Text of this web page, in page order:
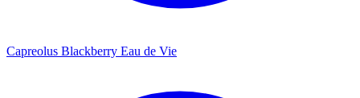
Capreolus Blackberry Eau de Vie